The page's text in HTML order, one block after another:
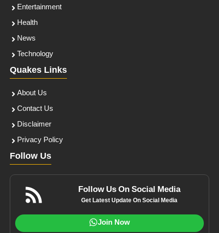
Entertainment
Health
News
Technology
Quakes Links
About Us
Contact Us
Disclaimer
Privacy Policy
Follow Us
Follow Us On Social Media
Get Latest Update On Social Media
Join Now